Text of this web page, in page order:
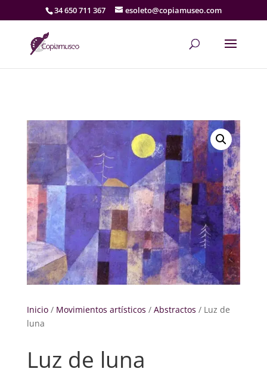
34 650 711 367 esoleto@copiamuseo.com
Inicio/ Movimientos artísticos / Abstractos / Luz de
luna
Luz de luna